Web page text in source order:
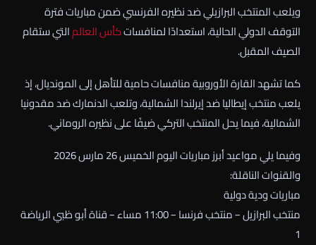
ويلعب المنتخب البرازيلي ضد نظيره الفرنسي ضمن مباريات فترة
التوقف الدولي الحالية، استعدادًا لمنافساتكأس العالمالتي ستقام
الصيف المقبل.
كما تشهد القارة الأوروبية منافسات حامية للتأهل إلى المونديال، إذ
يلعب منتخب إيطاليا ضد إيرلندا الشمالية، وتلعب الدنمارك ضد مقدونيا
الشمالية، فيما يحل المنتخب التركي ضيفًا على نظيره الروماني.
وفيما يلي مواعيد أبرز مباريات اليوم الخميس 26 مارس 2026
والقنوات الناقلة:
مباريات ودية دولية
منتخب البرازيل – منتخب فرنسا – 11:00 مساء – قناة أبو ظبي الرياضة
1